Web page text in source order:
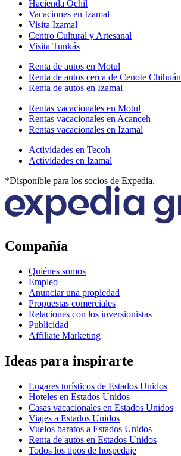
Hacienda Ochil
Vacaciones en Izamal
Visita Izamal
Centro Cultural y Artesanal
Visita Tunkás
Renta de autos en Motul
Renta de autos cerca de Cenote Chihuán
Renta de autos en Izamal
Rentas vacacionales en Motul
Rentas vacacionales en Acanceh
Rentas vacacionales en Izamal
Actividades en Tecoh
Actividades en Izamal
*Disponible para los socios de Expedia.
Compañía
Quiénes somos
Empleo
Anunciar una propiedad
Propuestas comerciales
Relaciones con los inversionistas
Publicidad
Affiliate Marketing
Ideas para inspirarte
Lugares turísticos de Estados Unidos
Hoteles en Estados Unidos
Casas vacacionales en Estados Unidos
Viajes a Estados Unidos
Vuelos baratos a Estados Unidos
Renta de autos en Estados Unidos
Todos los tipos de hospedaje